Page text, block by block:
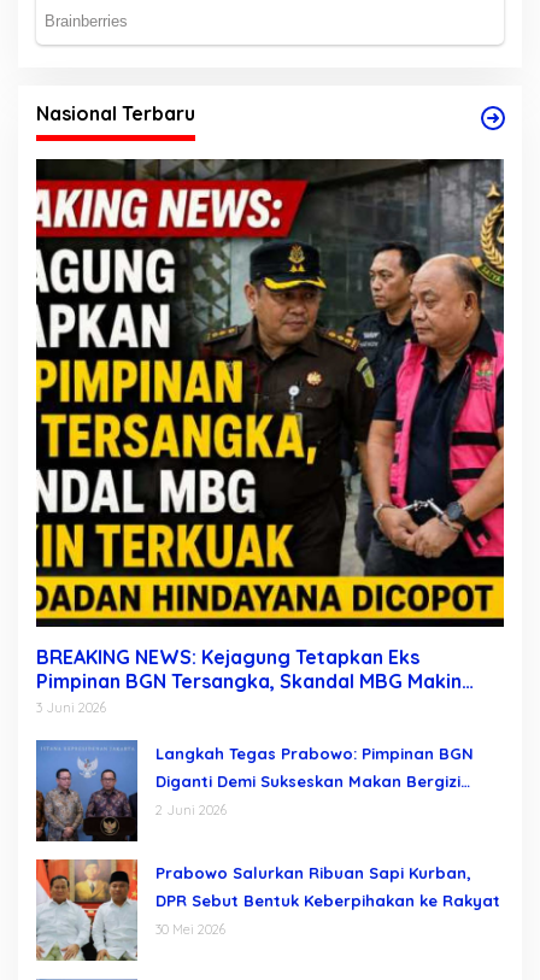
Nasional Terbaru
BREAKING NEWS: Kejagung Tetapkan Eks
Pimpinan BGN Tersangka, Skandal MBG Makin
Terkuak Usai Dadan Hindayana Dicopot
3 Juni 2026
Langkah Tegas Prabowo: Pimpinan BGN
Diganti Demi Sukseskan Makan Bergizi
Gratis
2 Juni 2026
Prabowo Salurkan Ribuan Sapi Kurban,
DPR Sebut Bentuk Keberpihakan ke Rakyat
30 Mei 2026